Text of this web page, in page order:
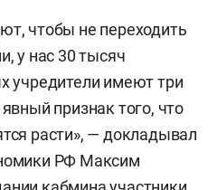
чтобы не переходить
у нас 30 тысяч
учредители имеют три
признак того, что
расти», — докладывал
РФ Максим